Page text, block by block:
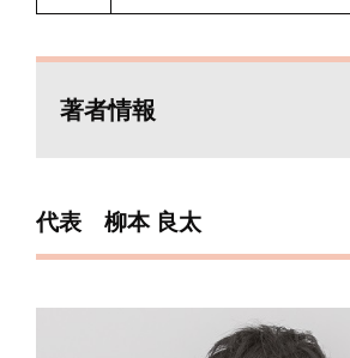
著者情報
代表 柳本 良太